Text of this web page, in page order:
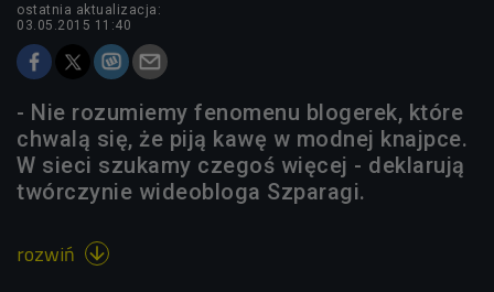
ostatnia aktualizacja:
03.05.2015 11:40
- Nie rozumiemy fenomenu blogerek, które
chwalą się, że piją kawę w modnej knajpce.
W sieci szukamy czegoś więcej - deklarują
twórczynie wideobloga Szparagi.
rozwiń 